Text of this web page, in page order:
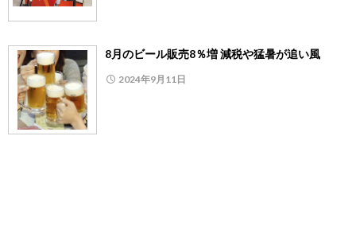
8月のビール販売8％増 減税や猛暑が追い風
2024年9月11日